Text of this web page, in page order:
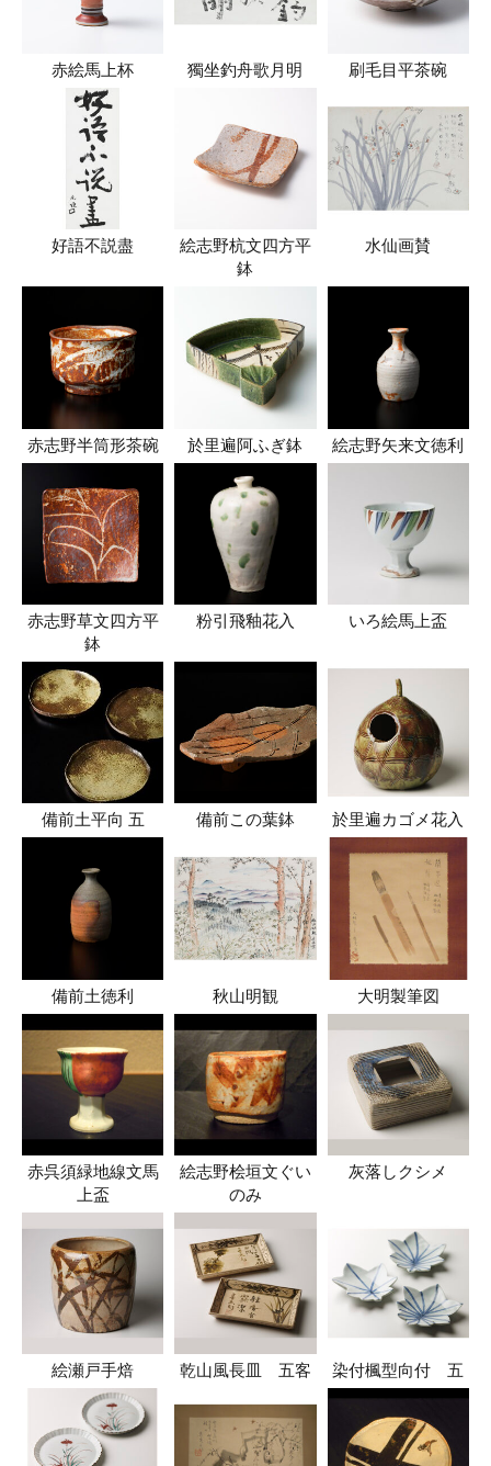
赤絵馬上杯 獨坐釣舟歌月明 刷毛目平茶碗
好語不説盡
絵志野杭文四方平
鉢
水仙画賛
赤志野半筒形茶碗 於里遍阿ふぎ鉢 絵志野矢来文徳利
赤志野草文四方平
鉢
粉引飛釉花入 いろ絵馬上盃
備前土平向 五 備前この葉鉢 於里遍カゴメ花入
備前土徳利 秋山明観 大明製筆図
赤呉須緑地線文馬
上盃
絵志野桧垣文ぐい
のみ
灰落しクシメ
絵瀬戸手焙 乾山風長皿 五客 染付楓型向付 五